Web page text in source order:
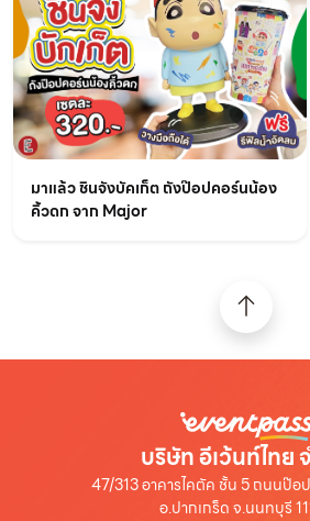
มาแล้ว ชินจังบัคเก็ต ถังป๊อปคอร์นน้อง
คิ้วดก จาก Major
บริษัท อีเว้นท์ไทย
47/313 อาคารไคตัค ชั้น 5 ถนนป๊อ
อ.ปากเกร็ด จ.นนทบุรี